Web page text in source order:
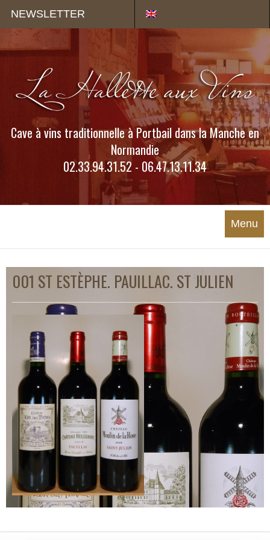
NEWSLETTER
Cave à vins traditionnelle à Portbail dans la Manche en
Normandie
02.33.94.31.52 - 06.47.13.11.34
Menu
001 ST ESTÈPHE. PAUILLAC. ST JULIEN
Panneau de gestion des cookies